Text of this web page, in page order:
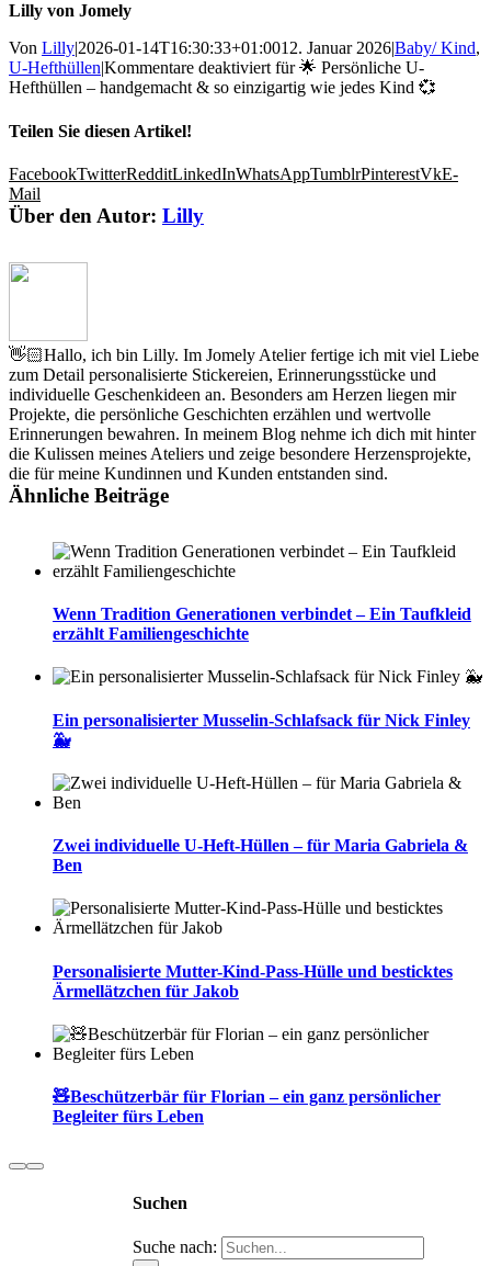
Lilly von Jomely
Von Lilly|2026-01-14T16:30:33+01:0012. Januar 2026|Baby/ Kind,
U-Hefthüllen|Kommentare deaktiviert für 🌟 Persönliche U-
Hefthüllen – handgemacht & so einzigartig wie jedes Kind 💞
Teilen Sie diesen Artikel!
FacebookTwitterRedditLinkedInWhatsAppTumblrPinterestVkE-
Mail
Über den Autor: Lilly
👋🏻Hallo, ich bin Lilly. Im Jomely Atelier fertige ich mit viel Liebe
zum Detail personalisierte Stickereien, Erinnerungsstücke und
individuelle Geschenkideen an. Besonders am Herzen liegen mir
Projekte, die persönliche Geschichten erzählen und wertvolle
Erinnerungen bewahren. In meinem Blog nehme ich dich mit hinter
die Kulissen meines Ateliers und zeige besondere Herzensprojekte,
die für meine Kundinnen und Kunden entstanden sind.
Ähnliche Beiträge
Wenn Tradition Generationen verbindet – Ein Taufkleid
erzählt Familiengeschichte
Ein personalisierter Musselin-Schlafsack für Nick Finley
🐳
Zwei individuelle U-Heft-Hüllen – für Maria Gabriela &
Ben
Personalisierte Mutter-Kind-Pass-Hülle und besticktes
Ärmellätzchen für Jakob
🧸Beschützerbär für Florian – ein ganz persönlicher
Begleiter fürs Leben
Suchen
Suche nach: